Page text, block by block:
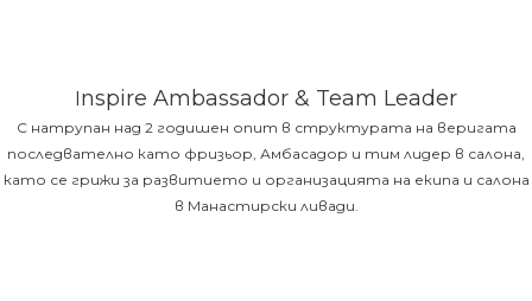
nspire Ambassador & Team Leader
С натрупан над 2 годишен опит в структурата на веригата
последвателно като фризьор, Амбасадор и тим лидер в салона,
като се грижи за развитието и организацията на екипа и салона
в Манастирски ливади.